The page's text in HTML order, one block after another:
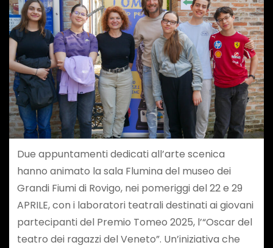
Due appuntamenti dedicati all’arte scenica
hanno animato la sala Flumina del museo dei
Grandi Fiumi di Rovigo, nei pomeriggi del 22 e 29
APRILE, con i laboratori teatrali destinati ai giovani
partecipanti del Premio Tomeo 2025, l’“Oscar del
teatro dei ragazzi del Veneto”. Un’iniziativa che